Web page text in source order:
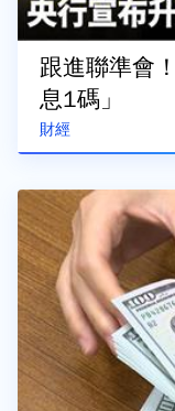
財經
跟進聯準會
息1碼」